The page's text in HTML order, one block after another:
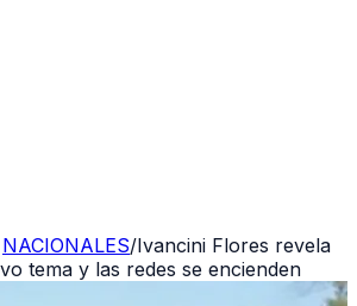
NACIONALES/Ivancini Flores revela
tema y las redes se encienden